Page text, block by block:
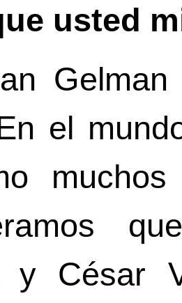
usted
el
muchos
y César